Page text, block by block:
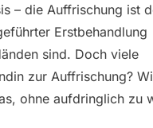
– die Auffrischung ist
Erstbehandlung
sind. Doch viele
zur Auffrischung?
ohne aufdringlich zu